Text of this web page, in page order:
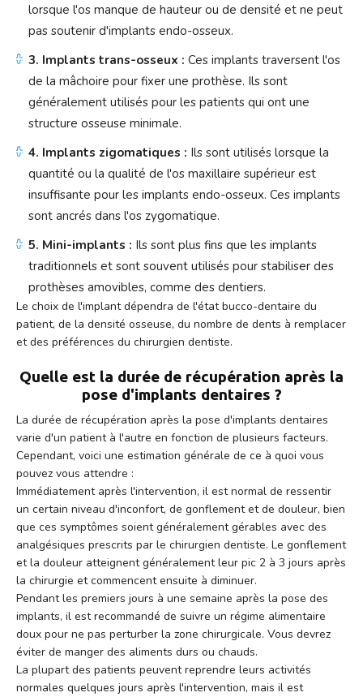
lorsque l'os manque de hauteur ou de densité et ne peut
pas soutenir d'implants endo-osseux.
3. Implants trans-osseux : Ces implants traversent l'os
de la mâchoire pour fixer une prothèse. Ils sont
généralement utilisés pour les patients qui ont une
structure osseuse minimale.
4. Implants zigomatiques : Ils sont utilisés lorsque la
quantité ou la qualité de l'os maxillaire supérieur est
insuffisante pour les implants endo-osseux. Ces implants
sont ancrés dans l'os zygomatique.
5. Mini-implants : Ils sont plus fins que les implants
traditionnels et sont souvent utilisés pour stabiliser des
prothèses amovibles, comme des dentiers.
Le choix de l'implant dépendra de l'état bucco-dentaire du
patient, de la densité osseuse, du nombre de dents à remplacer
et des préférences du chirurgien dentiste.
Quelle est la durée de récupération après la
pose d'implants dentaires ?
La durée de récupération après la pose d'implants dentaires
varie d'un patient à l'autre en fonction de plusieurs facteurs.
Cependant, voici une estimation générale de ce à quoi vous
pouvez vous attendre :
Immédiatement après l'intervention, il est normal de ressentir
un certain niveau d'inconfort, de gonflement et de douleur, bien
que ces symptômes soient généralement gérables avec des
analgésiques prescrits par le chirurgien dentiste. Le gonflement
et la douleur atteignent généralement leur pic 2 à 3 jours après
la chirurgie et commencent ensuite à diminuer.
Pendant les premiers jours à une semaine après la pose des
implants, il est recommandé de suivre un régime alimentaire
doux pour ne pas perturber la zone chirurgicale. Vous devrez
éviter de manger des aliments durs ou chauds.
La plupart des patients peuvent reprendre leurs activités
normales quelques jours après l'intervention, mais il est